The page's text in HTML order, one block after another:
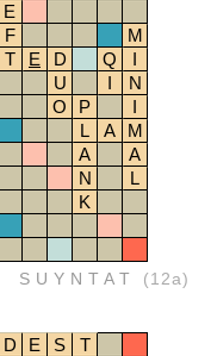
E
F
M
T E D Q
I
U I
N
O P
I
L A
M
A
A
N
L
K
SUYNTAT (12a)
D E S
T